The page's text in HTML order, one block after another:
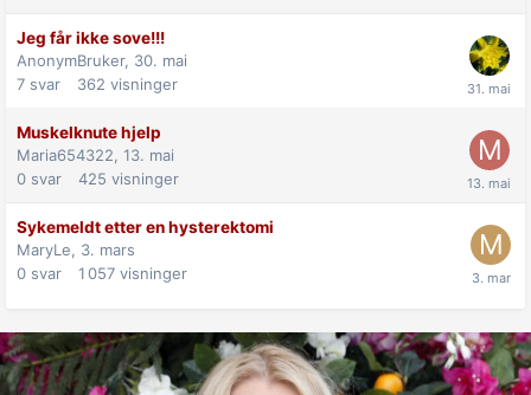
Jeg får ikke sove!!!
AnonymBruker, 30. mai
7 svar 362 visninger
Muskelknute hjelp
Maria654322, 13. mai
0 svar 425 visninger
Sykemeldt etter en hysterektomi
MaryLe, 3. mars
0 svar 1 057 visninger